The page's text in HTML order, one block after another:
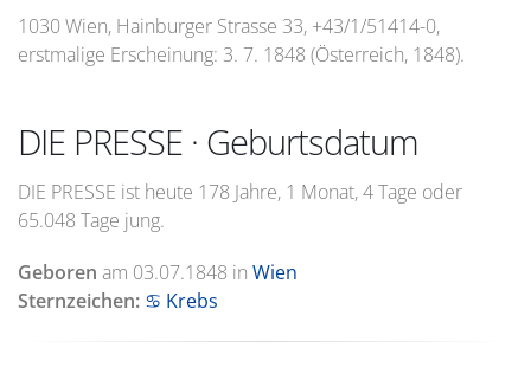
1030 Wien, Hainburger Strasse 33, +43/1/51414-0,
erstmalige Erscheinung: 3. 7. 1848 (Österreich, 1848).
DIE PRESSE · Geburtsdatum
DIE PRESSE ist heute 178 Jahre, 1 Monat, 4 Tage oder
65.048 Tage jung.
Geboren am 03.07.1848 in Wien
Sternzeichen: ♋ Krebs